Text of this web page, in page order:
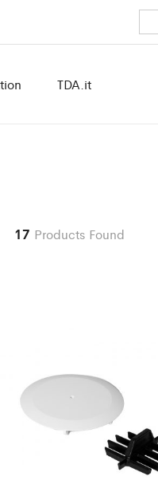
TDA.it
17 Products Found